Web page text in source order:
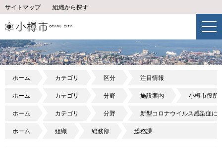
サイトマップ 組織から探す
ホーム カテゴリ 区分 注目情報
ホーム カテゴリ 分野 施設案内 小樽市役所
ホーム カテゴリ 分野 新型コロナウイルス感染症に
ホーム 組織 総務部 総務課